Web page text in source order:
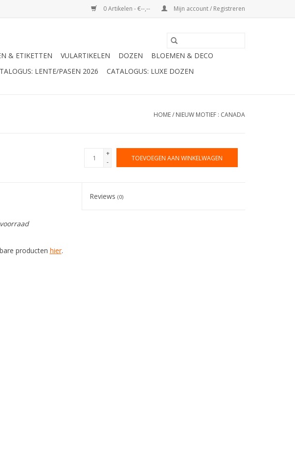
0 Artikelen - €--,-- Mijn account / Registreren
& ETIKETTEN VULARTIKELEN DOZEN
BLOEMEN & DECO
LENTE/PASEN 2026 CATALOGUS: LUXE DOZEN
HOME/ NIEUW MOTIEF : CANADA
+
-
TOEVOEGEN AAN WINKELWAGEN
Reviews(0)
producten hier.